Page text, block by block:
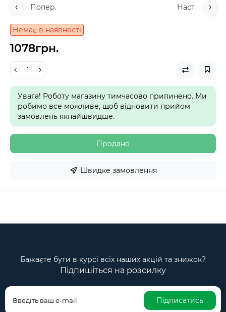
Попер. Наст.
Немає в наявності
1078грн.
Увага! Роботу магазину тимчасово припинено. Ми
робимо все можливе, щоб відновити прийом
замовлень якнайшвидше.
Продано
Швидке замовлення
Бажаєте бути в курсі всіх наших акцій та знижок?
Підпишіться на розсилку
Підписатись